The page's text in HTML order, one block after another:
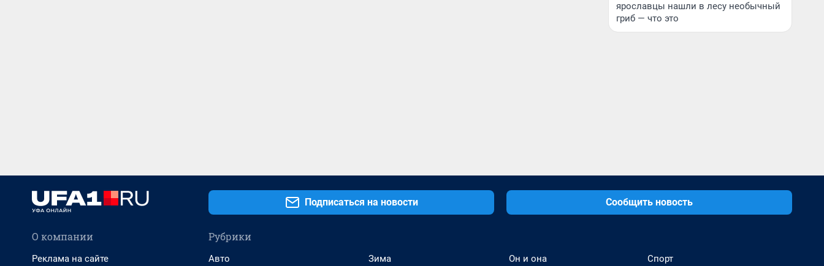
ярославцы нашли в лесу необычный
гриб — что это
Подписаться на новости Сообщить новость
О компании
Реклама на сайте
Рубрики
Авто
Зима
Он и она
Спорт